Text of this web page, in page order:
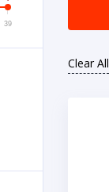
39
Clear All